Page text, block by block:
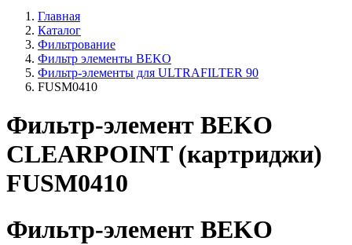
Главная
Каталог
Фильтрование
Фильтр элементы BEKO
Фильтр-элементы для ULTRAFILTER 90
FUSM0410
Фильтр-элемент BEKO
CLEARPOINT (картриджи)
FUSM0410
Фильтр-элемент BEKO